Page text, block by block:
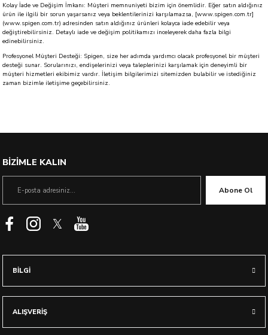
Kolay İade ve Değişim İmkanı: Müşteri memnuniyeti bizim için önemlidir. Eğer satın aldığınız
ürün ile ilgili bir sorun yaşarsanız veya beklentilerinizi karşılamazsa, [www.spigen.com.tr]
(www.spigen.com.tr) adresinden satın aldığınız ürünleri kolayca iade edebilir veya
değiştirebilirsiniz. Detaylı iade ve değişim politikamızı inceleyerek daha fazla bilgi
edinebilirsiniz.
Profesyonel Müşteri Desteği: Spigen, size her adımda yardımcı olacak profesyonel bir müşteri
desteği sunar. Sorularınızı, endişelerinizi veya taleplerinizi karşılamak için deneyimli bir
müşteri hizmetleri ekibimiz vardır. İletişim bilgilerimizi sitemizden bulabilir ve istediğiniz
zaman bizimle iletişime geçebilirsiniz.
BİZİMLE KALIN
Abone Ol
BİLGİ
ALIŞVERİŞ